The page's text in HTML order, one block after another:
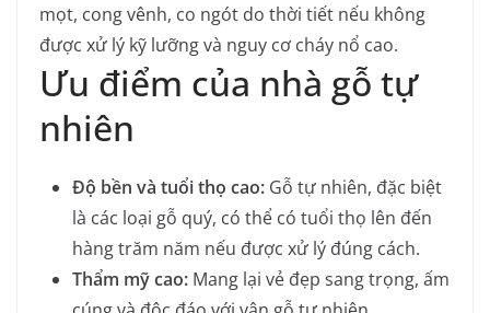
mọt, cong vênh, co ngót do thời tiết nếu không
được xử lý kỹ lưỡng và nguy cơ cháy nổ cao.
Ưu điểm của nhà gỗ tự
nhiên
Độ bền và tuổi thọ cao: Gỗ tự nhiên, đặc biệt
là các loại gỗ quý, có thể có tuổi thọ lên đến
hàng trăm năm nếu được xử lý đúng cách.
Thẩm mỹ cao: Mang lại vẻ đẹp sang trọng, ấm